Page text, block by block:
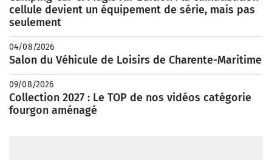
cellule devient un équipement de série, mais pas
seulement
04/08/2026
Salon du Véhicule de Loisirs de Charente-Maritime
09/08/2026
Collection 2027 : Le TOP de nos vidéos catégorie
fourgon aménagé